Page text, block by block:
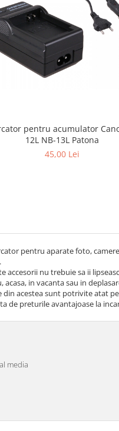
pentru acumulator
12L NB-13L Patona
45,00 Lei
pentru aparate foto,
accesorii nu trebuie sa ii
acasa, in vacanta sau in
din acestea sunt potrivite atat
de preturile avantajoase la
media